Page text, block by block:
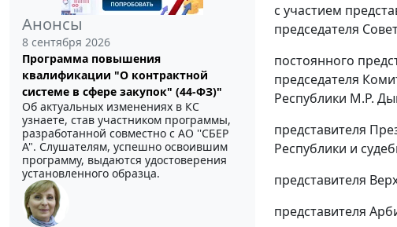
Анонсы
8 сентября 2026
Программа повышения
квалификации "О контрактной
системе в сфере закупок" (44-ФЗ)"
Об актуальных изменениях в КС
узнаете, став участником программы,
разработанной совместно с АО ''СБЕР
А". Слушателям, успешно освоившим
программу, выдаются удостоверения
установленного образца.
с участием
председателя
постоянного
председателя
Республики М.Р.
представителя
Республики и
представителя
представителя